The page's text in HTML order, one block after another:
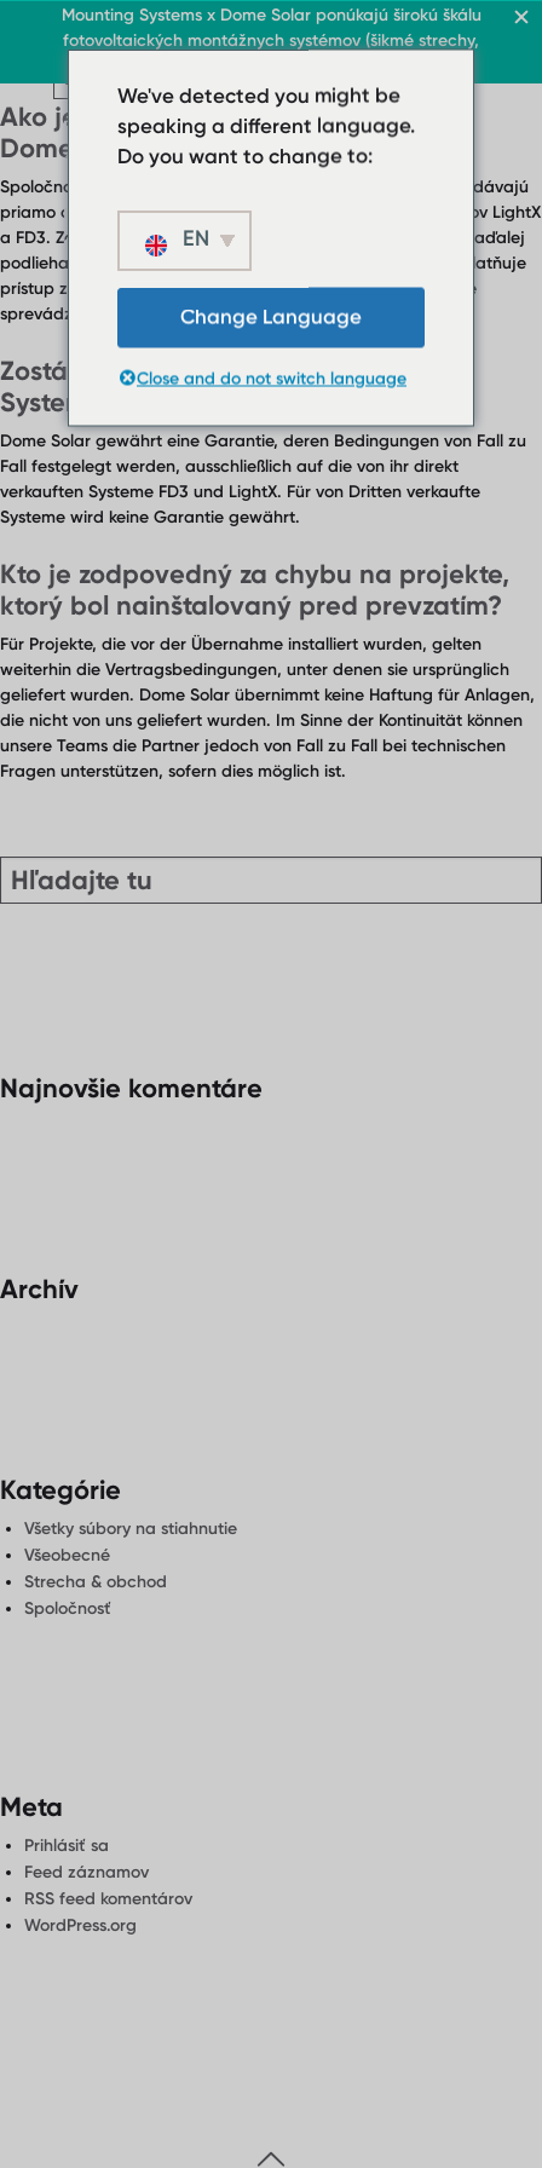
Mounting Systems x Dome Solar ponúkajú širokú škálu
fotovoltaických montážnych systémov (šikmé strechy,
Domov
Ochrana pred slnkom
O nás
Kontaktujte nás
Ploché strechy
› Systém plochej strechy
Plochá strecha s
Ochrana pred slnkom
Stiahnuté súbory
› FAQ
Kontaktujte nás
SK
Strecha & obchod
Strecha & obchod
Ploché strechy
› Systém plochej
strechy
Ochrana pred
O nás
› FAQ
Kontaktujte nás
FAQ Category:Záruky a
Ako je rozdelená zodpovednosť medzi
Dome Solar a Mounting Systems?
Spoločnosť Dome Solar zodpovedá za produkty, ktoré sa dodávajú
priamo od momentu prevzatia činností týkajúcich sa systémov LightX
a FD3. Záväzky vyplývajúce z predchádzajúcich projektov naďalej
podliehajú pôvodným zmluvným podmienkam, pričom sa uplatňuje
prístup zameraný na kontinuitu a podporu, ktorého cieľom je
sprevádzať partnerov počas prechodu.
Zostávajú záruky systémov Mounting
Systems v platnosti?
Dome Solar gewährt eine Garantie, deren Bedingungen von Fall zu
Fall festgelegt werden, ausschließlich auf die von ihr direkt
verkauften Systeme FD3 und LightX. Für von Dritten verkaufte
Systeme wird keine Garantie gewährt.
Kto je zodpovedný za chybu na projekte,
ktorý bol nainštalovaný pred prevzatím?
Für Projekte, die vor der Übernahme installiert wurden, gelten
weiterhin die Vertragsbedingungen, unter denen sie ursprünglich
geliefert wurden. Dome Solar übernimmt keine Haftung für Anlagen,
die nicht von uns geliefert wurden. Im Sinne der Kontinuität können
unsere Teams die Partner jedoch von Fall zu Fall bei technischen
Fragen unterstützen, sofern dies möglich ist.
Najnovšie komentáre
Archív
Kategórie
Všetky súbory na stiahnutie
Všeobecné
Strecha & obchod
Spoločnosť
Meta
Prihlásiť sa
Feed záznamov
RSS feed komentárov
WordPress.org
We've detected you might be
speaking a different language.
Do you want to change to:
EN
Change Language
Close and do not switch language